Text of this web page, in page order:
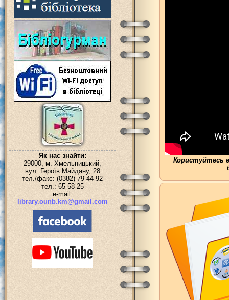
Як нас знайти:
29000, м. Хмельницький,
вул. Героїв Майдану, 28
тел./факс: (0382) 79-44-92
тел.: 65-58-25
e-mail:
library.ounb.km@gmail.com
Користуйтесь